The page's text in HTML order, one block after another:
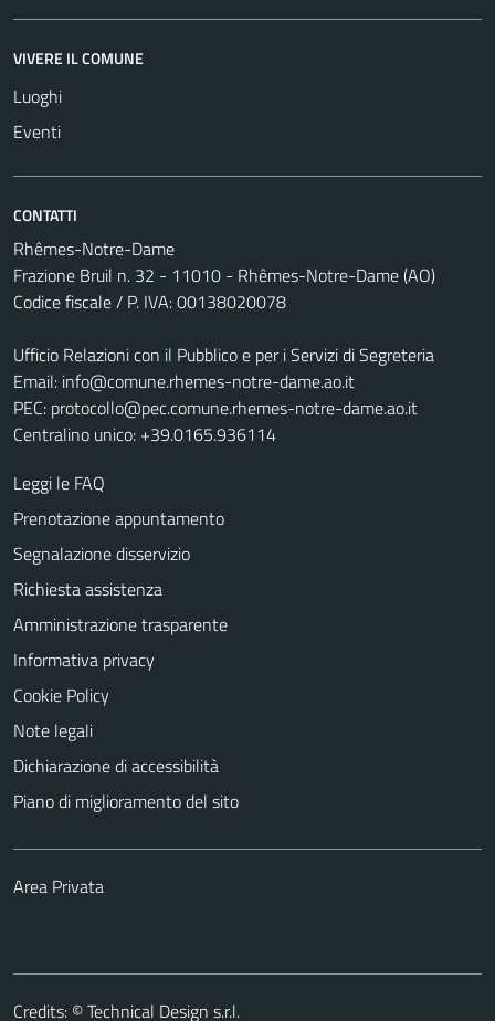
VIVERE IL COMUNE
Luoghi
Eventi
CONTATTI
Rhêmes-Notre-Dame
Frazione Bruil n. 32 - 11010 - Rhêmes-Notre-Dame (AO)
Codice fiscale / P. IVA: 00138020078
Ufficio Relazioni con il Pubblico e per i Servizi di Segreteria
Email: info@comune.rhemes-notre-dame.ao.it
PEC: protocollo@pec.comune.rhemes-notre-dame.ao.it
Centralino unico: +39.0165.936114
Leggi le FAQ
Prenotazione appuntamento
Segnalazione disservizio
Richiesta assistenza
Amministrazione trasparente
Informativa privacy
Cookie Policy
Note legali
Dichiarazione di accessibilità
Piano di miglioramento del sito
Area Privata
Credits: ©Technical Design s.r.l.